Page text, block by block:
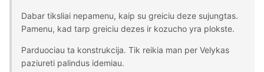
Dabar tiksliai nepamenu, kaip su greiciu deze sujungtas.
Pamenu, kad tarp greiciu dezes ir kozucho yra plokste.
Parduociau ta konstrukcija. Tik reikia man per Velykas
paziureti palindus idemiau.